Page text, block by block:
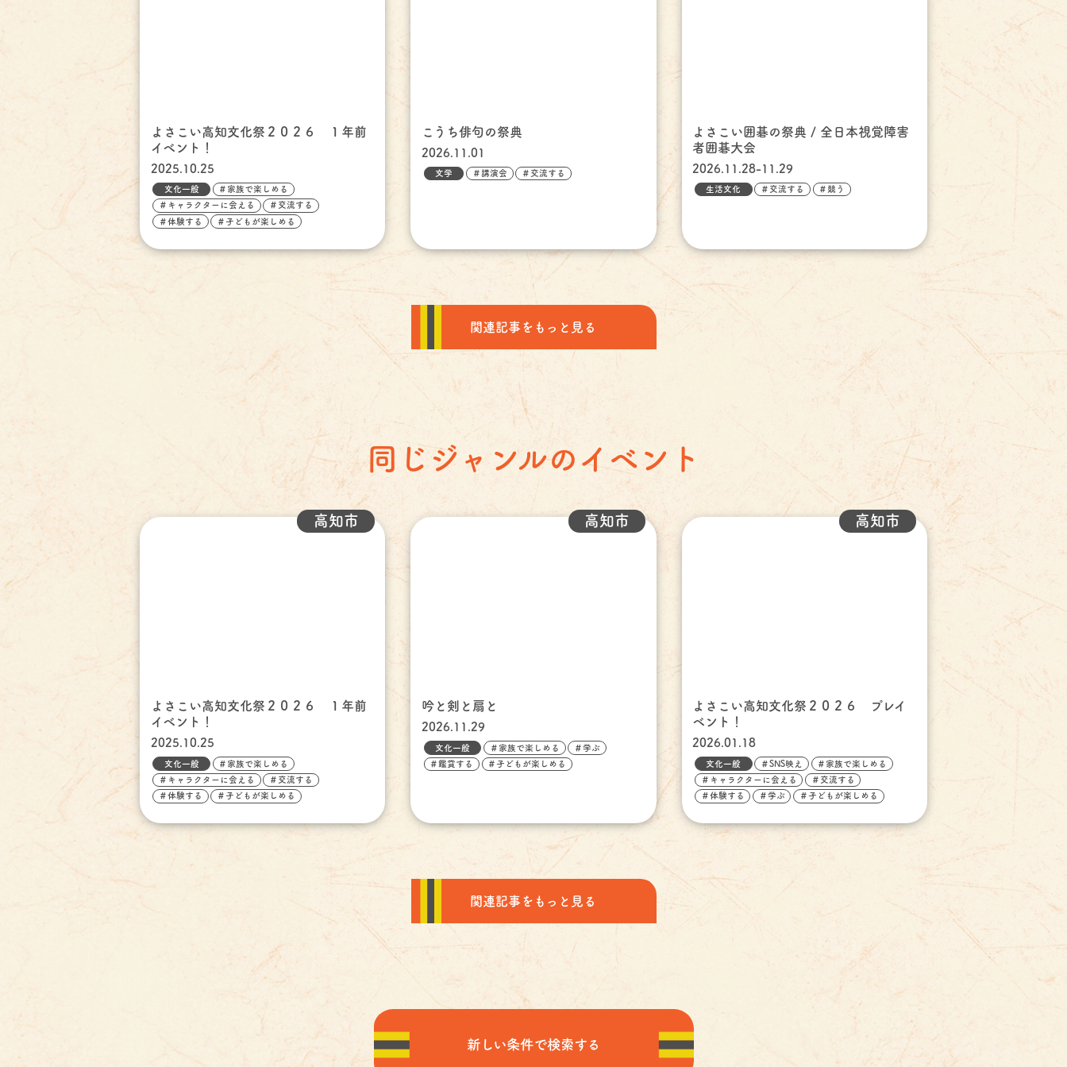
よさこい高知文化祭２０２６ １年前
イベント！
2025.10.25
文化一般 ＃家族で楽しめる
＃キャラクターに会える ＃交流する
＃体験する ＃子どもが楽しめる
こうち俳句の祭典
2026.11.01
文学 ＃講演会 ＃交流する
よさこい囲碁の祭典 / 全日本視覚障害
者囲碁大会
2026.11.28-11.29
生活文化 ＃交流する ＃競う
関連記事をもっと見る
同じジャンルのイベント
よさこい高知文化祭２０２６ １年前
イベント！
2025.10.25
高知市
文化一般 ＃家族で楽しめる
＃キャラクターに会える ＃交流する
＃体験する ＃子どもが楽しめる
吟と剣と扇と
2026.11.29
高知市
文化一般 ＃家族で楽しめる ＃学ぶ
＃鑑賞する ＃子どもが楽しめる
よさこい高知文化祭２０２６ プレイ
ベント！
2026.01.18
高知市
文化一般 ＃SNS映え ＃家族で楽しめる
＃キャラクターに会える ＃交流する
＃体験する ＃学ぶ ＃子どもが楽しめる
関連記事をもっと見る
新しい条件で検索する